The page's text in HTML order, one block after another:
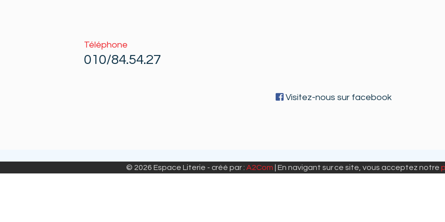
Téléphone
010/84.54.27
Visitez-nous sur facebook
© 2026 Espace Literie - créé par :A2Com | En navigant sur ce site, vous acceptez notre